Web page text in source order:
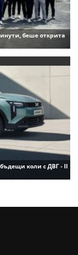
беше открита
коли с ДВГ - II